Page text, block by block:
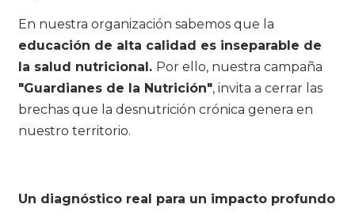
En nuestra organización sabemos que la
educación de alta calidad es inseparable de
la salud nutricional. Por ello, nuestra campaña
"Guardianes de la Nutrición", invita a cerrar las
brechas que la desnutrición crónica genera en
nuestro territorio.
Un diagnóstico real para un impacto profundo